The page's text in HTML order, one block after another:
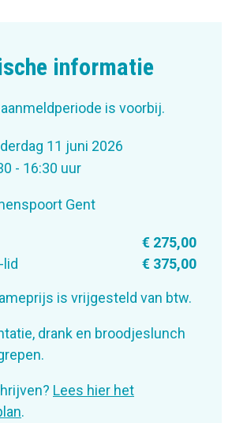
informatie
aanmeldperiode is voorbij.
11 juni 2026
- 16:30 uur
Gent
€ 275,00
lid
€ 375,00
is vrijgesteld van btw.
drank en broodjeslunch
Lees hier het
.